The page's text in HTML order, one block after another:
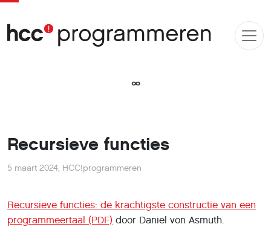
∞
Recursieve functies
5 maart 2024, HCC!programmeren
Recursieve functies: de krachtigste constructie van een
programmeertaal (PDF) door Daniel von Asmuth.